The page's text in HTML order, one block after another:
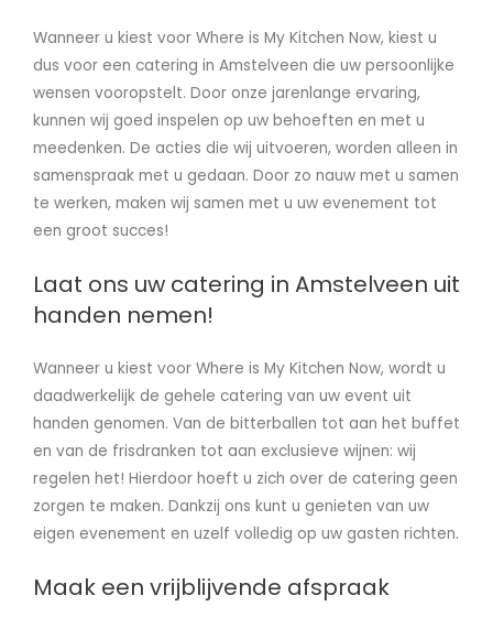
Wanneer u kiest voor Where is My Kitchen Now, kiest u
dus voor een catering in Amstelveen die uw persoonlijke
wensen vooropstelt. Door onze jarenlange ervaring,
kunnen wij goed inspelen op uw behoeften en met u
meedenken. De acties die wij uitvoeren, worden alleen in
samenspraak met u gedaan. Door zo nauw met u samen
te werken, maken wij samen met u uw evenement tot
een groot succes!
Laat ons uw catering in Amstelveen uit
handen nemen!
Wanneer u kiest voor Where is My Kitchen Now, wordt u
daadwerkelijk de gehele catering van uw event uit
handen genomen. Van de bitterballen tot aan het buffet
en van de frisdranken tot aan exclusieve wijnen: wij
regelen het! Hierdoor hoeft u zich over de catering geen
zorgen te maken. Dankzij ons kunt u genieten van uw
eigen evenement en uzelf volledig op uw gasten richten.
Maak een vrijblijvende afspraak